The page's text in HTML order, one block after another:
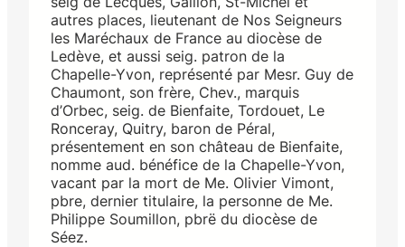
autres places, lieutenant de Nos Seigneurs
les Maréchaux de France au diocèse de
Ledève, et aussi seig. patron de la
Chapelle-Yvon, représenté par Mesr. Guy de
Chaumont, son frère, Chev., marquis
d’Orbec, seig. de Bienfaite, Tordouet, Le
Ronceray, Quitry, baron de Péral,
présentement en son château de Bienfaite,
nomme aud. bénéfice de la Chapelle-Yvon,
vacant par la mort de Me. Olivier Vimont,
pbre, dernier titulaire, la personne de Me.
Philippe Soumillon, pbrë du diocèse de
Séez.